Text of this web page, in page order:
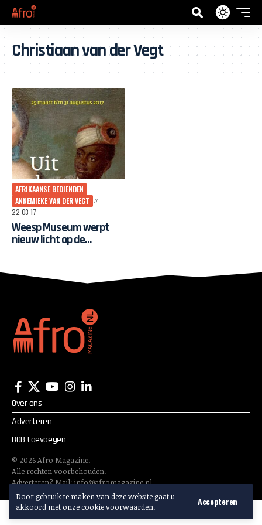
Door gebruik te maken van deze website gaat u
akkoord met onze cookie voorwaarden.
Accepteren
Christiaan van der Vegt
AFRIKAANSE BEDIENDEN
ANNEMIEKE VAN DER VEGT
22-03-17
Weesp Museum werpt
nieuw licht op de
Over ons
Adverteren
BOB toevoegen
© 2026Afro Magazine.
Alle rechten voorbehouden.
Adverteren? Mail:info@afromagazine.nl